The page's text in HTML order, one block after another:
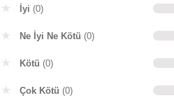
İyi (0)
Ne İyi Ne Kötü (0)
Kötü (0)
Çok Kötü (0)